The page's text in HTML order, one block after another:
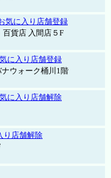
気に入り店舗登録
貨店 入間店５F
に入り店舗登録
ウォーク桶川1階
に入り店舗解除
り店舗解除